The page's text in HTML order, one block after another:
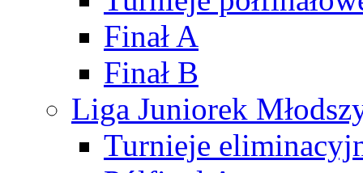
Finał A
Finał B
Liga Juniorek
Turnieje